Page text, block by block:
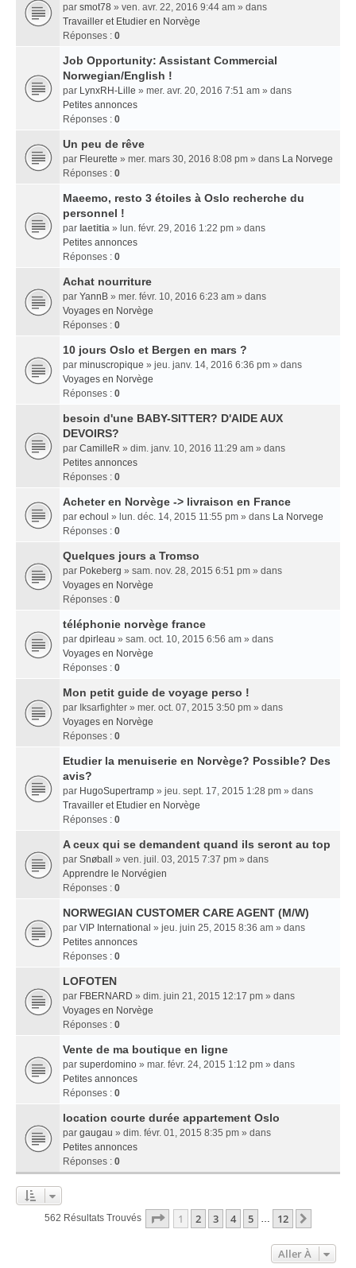
par smot78 » ven. avr. 22, 2016 9:44 am » dans
Travailler et Etudier en Norvège
Réponses : 0
Job Opportunity: Assistant Commercial
Norwegian/English !
par LynxRH-Lille » mer. avr. 20, 2016 7:51 am » dans
Petites annonces
Réponses : 0
Un peu de rêve
par Fleurette » mer. mars 30, 2016 8:08 pm » dans La Norvege
Réponses : 0
Maeemo, resto 3 étoiles à Oslo recherche du
personnel !
par laetitia » lun. févr. 29, 2016 1:22 pm » dans
Petites annonces
Réponses : 0
Achat nourriture
par YannB » mer. févr. 10, 2016 6:23 am » dans
Voyages en Norvège
Réponses : 0
10 jours Oslo et Bergen en mars ?
par minuscropique » jeu. janv. 14, 2016 6:36 pm » dans
Voyages en Norvège
Réponses : 0
besoin d'une BABY-SITTER? D'AIDE AUX
DEVOIRS?
par CamilleR » dim. janv. 10, 2016 11:29 am » dans
Petites annonces
Réponses : 0
Acheter en Norvège -> livraison en France
par echoul » lun. déc. 14, 2015 11:55 pm » dans La Norvege
Réponses : 0
Quelques jours a Tromso
par Pokeberg » sam. nov. 28, 2015 6:51 pm » dans
Voyages en Norvège
Réponses : 0
téléphonie norvège france
par dpirleau » sam. oct. 10, 2015 6:56 am » dans
Voyages en Norvège
Réponses : 0
Mon petit guide de voyage perso !
par Iksarfighter » mer. oct. 07, 2015 3:50 pm » dans
Voyages en Norvège
Réponses : 0
Etudier la menuiserie en Norvège? Possible? Des
avis?
par HugoSupertramp » jeu. sept. 17, 2015 1:28 pm » dans
Travailler et Etudier en Norvège
Réponses : 0
A ceux qui se demandent quand ils seront au top
par Snøball
» ven. juil. 03, 2015 7:37 pm » dans
Apprendre le Norvégien
Réponses : 0
NORWEGIAN CUSTOMER CARE AGENT (M/W)
par VIP International » jeu. juin 25, 2015 8:36 am » dans
Petites annonces
Réponses : 0
LOFOTEN
par FBERNARD » dim. juin 21, 2015 12:17 pm » dans
Voyages en Norvège
Réponses : 0
Vente de ma boutique en ligne
par superdomino » mar. févr. 24, 2015 1:12 pm » dans
Petites annonces
Réponses : 0
location courte durée appartement Oslo
par gaugau » dim. févr. 01, 2015 8:35 pm » dans
Petites annonces
Réponses : 0
562 Résultats Trouvés Page 1Sur
1 2 3 4 5 … 12
Aller À